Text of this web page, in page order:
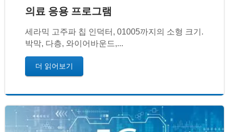
의료 응용 프로그램
세라믹 고주파 칩 인덕터, 01005까지의 소형 크기.
박막, 다층, 와이어바운드,...
더 읽어보기